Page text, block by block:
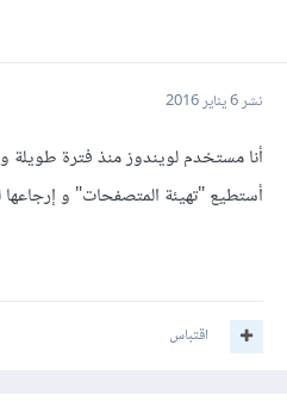
نشر6 يناير 2016
أنا مستخدم لويندوز منذ فترة طويلة
أستطيع "تهيئة المتصفحات" و
اقتباس